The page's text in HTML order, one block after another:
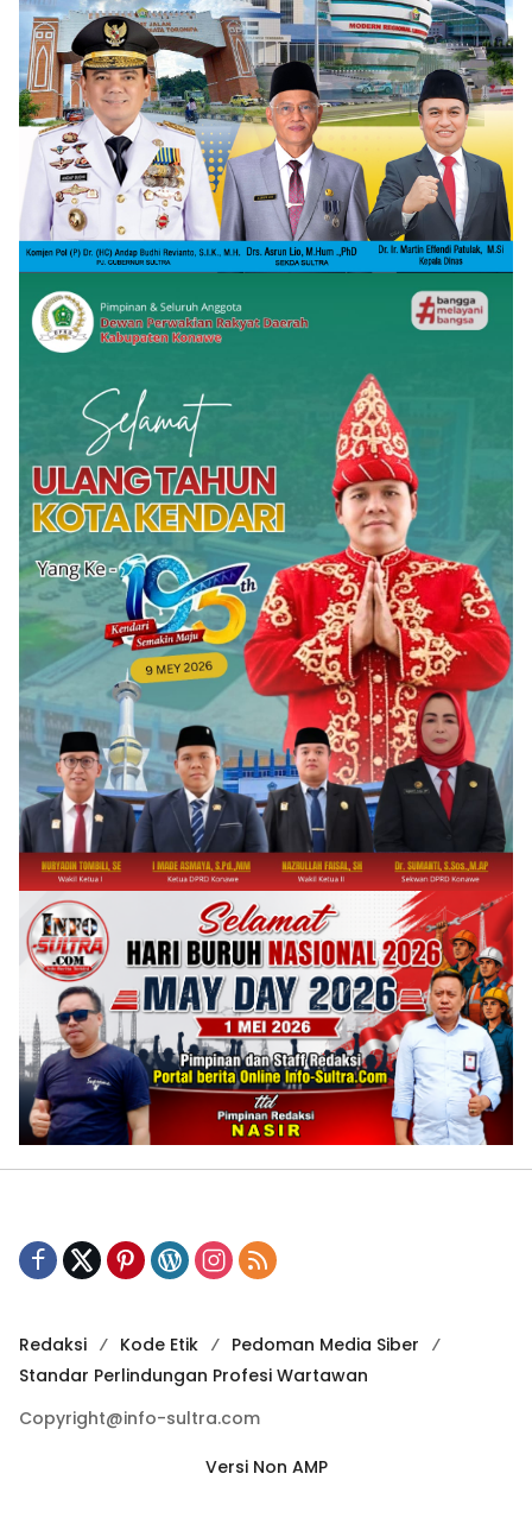
Redaksi Kode Etik
Pedoman Media Siber
Standar Perlindungan Profesi Wartawan
Copyright@info-sultra.com
Versi Non AMP